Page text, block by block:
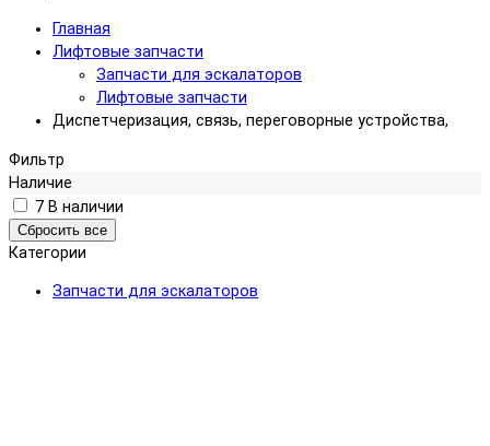
Главная
Лифтовые запчасти
Запчасти для эскалаторов
Лифтовые запчасти
Диспетчеризация, связь, переговорные устройства,
Фильтр
Наличие
7 В наличии
Категории
Запчасти для эскалаторов